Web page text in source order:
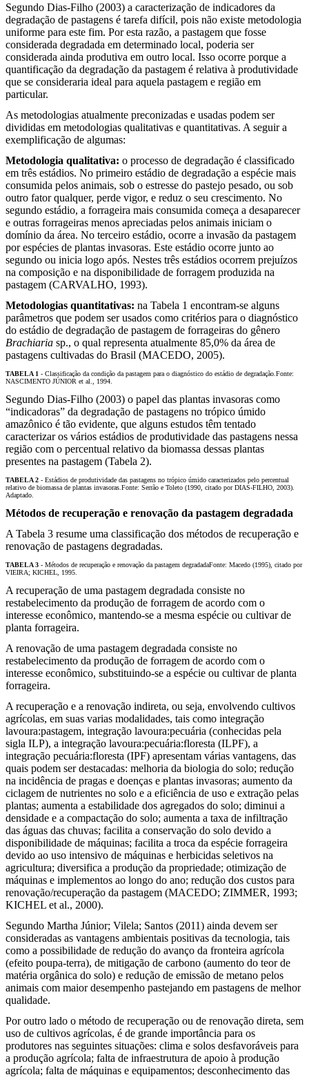
Segundo Dias-Filho (2003) a caracterização de indicadores da
degradação de pastagens é tarefa difícil, pois não existe metodologia
uniforme para este fim. Por esta razão, a pastagem que fosse
considerada degradada em determinado local, poderia ser
considerada ainda produtiva em outro local. Isso ocorre porque a
quantificação da degradação da pastagem é relativa à produtividade
que se consideraria ideal para aquela pastagem e região em
particular.
As metodologias atualmente preconizadas e usadas podem ser
divididas em metodologias qualitativas e quantitativas. A seguir a
exemplificação de algumas:
Metodologia qualitativa: o processo de degradação é classificado
em três estádios. No primeiro estádio de degradação a espécie mais
consumida pelos animais, sob o estresse do pastejo pesado, ou sob
outro fator qualquer, perde vigor, e reduz o seu crescimento. No
segundo estádio, a forrageira mais consumida começa a desaparecer
e outras forrageiras menos apreciadas pelos animais iniciam o
domínio da área. No terceiro estádio, ocorre a invasão da pastagem
por espécies de plantas invasoras. Este estádio ocorre junto ao
segundo ou inicia logo após. Nestes três estádios ocorrem prejuízos
na composição e na disponibilidade de forragem produzida na
pastagem (CARVALHO, 1993).
Metodologias quantitativas: na Tabela 1 encontram-se alguns
parâmetros que podem ser usados como critérios para o diagnóstico
do estádio de degradação de pastagem de forrageiras do gênero
Brachiaria sp., o qual representa atualmente 85,0% da área de
pastagens cultivadas do Brasil (MACEDO, 2005).
TABELA 1 - Classificação da condição da pastagem para o diagnóstico do estádio de degradação. Fonte:
NASCIMENTO JÚNIOR et al., 1994.
Segundo Dias-Filho (2003) o papel das plantas invasoras como
“indicadoras” da degradação de pastagens no trópico úmido
amazônico é tão evidente, que alguns estudos têm tentado
caracterizar os vários estádios de produtividade das pastagens nessa
região com o percentual relativo da biomassa dessas plantas
presentes na pastagem (Tabela 2).
TABELA 2 - Estádios de produtividade das pastagens no trópico úmido caracterizados pelo percentual
relativo de biomassa de plantas invasoras. Fonte: Serrão e Toleto (1990, citado por DIAS-FILHO, 2003).
Adaptado.
Métodos de recuperação e renovação da pastagem degradada
A Tabela 3 resume uma classificação dos métodos de recuperação e
renovação de pastagens degradadas.
TABELA 3 - Métodos de recuperação e renovação da pastagem degradadaFonte: Macedo (1995), citado por
VIEIRA; KICHEL, 1995.
A recuperação de uma pastagem degradada consiste no
restabelecimento da produção de forragem de acordo com o
interesse econômico, mantendo-se a mesma espécie ou cultivar de
planta forrageira.
A renovação de uma pastagem degradada consiste no
restabelecimento da produção de forragem de acordo com o
interesse econômico, substituindo-se a espécie ou cultivar de planta
forrageira.
A recuperação e a renovação indireta, ou seja, envolvendo cultivos
agrícolas, em suas varias modalidades, tais como integração
lavoura:pastagem, integração lavoura:pecuária (conhecidas pela
sigla ILP), a integração lavoura:pecuária:floresta (ILPF), a
integração pecuária:floresta (IPF) apresentam várias vantagens, das
quais podem ser destacadas: melhoria da biologia do solo; redução
na incidência de pragas e doenças e plantas invasoras; aumento da
ciclagem de nutrientes no solo e a eficiência de uso e extração pelas
plantas; aumenta a estabilidade dos agregados do solo; diminui a
densidade e a compactação do solo; aumenta a taxa de infiltração
das águas das chuvas; facilita a conservação do solo devido a
disponibilidade de máquinas; facilita a troca da espécie forrageira
devido ao uso intensivo de máquinas e herbicidas seletivos na
agricultura; diversifica a produção da propriedade; otimização de
máquinas e implementos ao longo do ano; redução dos custos para
renovação/recuperação da pastagem (MACEDO; ZIMMER, 1993;
KICHEL et al., 2000).
Segundo Martha Júnior; Vilela; Santos (2011) ainda devem ser
consideradas as vantagens ambientais positivas da tecnologia, tais
como a possibilidade de redução do avanço da fronteira agrícola
(efeito poupa-terra), de mitigação de carbono (aumento do teor de
matéria orgânica do solo) e redução de emissão de metano pelos
animais com maior desempenho pastejando em pastagens de melhor
qualidade.
Por outro lado o método de recuperação ou de renovação direta, sem
uso de cultivos agrícolas, é de grande importância para os
produtores nas seguintes situações: clima e solos desfavoráveis para
a produção agrícola; falta de infraestrutura de apoio à produção
agrícola; falta de máquinas e equipamentos; desconhecimento das